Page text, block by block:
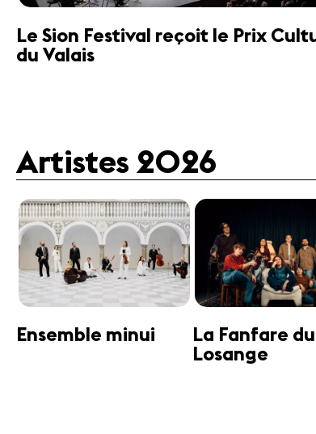
Le Sion Festival reçoit le Prix
du Valais
Artistes 2026
Guttman Tango
Janine Jansen
Violon